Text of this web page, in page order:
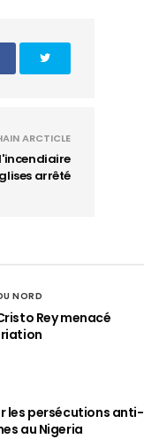
ARCTICLE
l'incendiaire
arrêté
NORD
Rey menacé
les persécutions anti-
au Nigeria